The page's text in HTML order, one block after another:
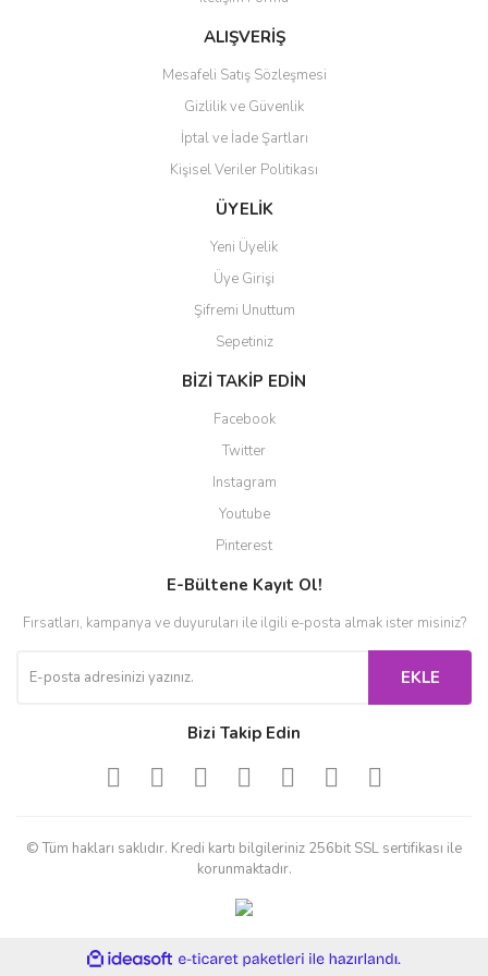
Ürün fiyatı diğer sitelerden daha pahalı.
Gönder
ALIŞVERİŞ
Mesafeli Satış Sözleşmesi
Gizlilik ve Güvenlik
İptal ve İade Şartları
Kişisel Veriler Politikası
ÜYELİK
Yeni Üyelik
Üye Girişi
Şifremi Unuttum
Sepetiniz
BİZİ TAKİP EDİN
Facebook
Twitter
Instagram
Youtube
Pinterest
E-Bültene Kayıt Ol!
Fırsatları, kampanya ve duyuruları ile ilgili e-posta almak ister misiniz?
EKLE
Bizi Takip Edin
© Tüm hakları saklıdır. Kredi kartı bilgileriniz 256bit SSL sertifikası ile
korunmaktadır.
ideasoft
e-